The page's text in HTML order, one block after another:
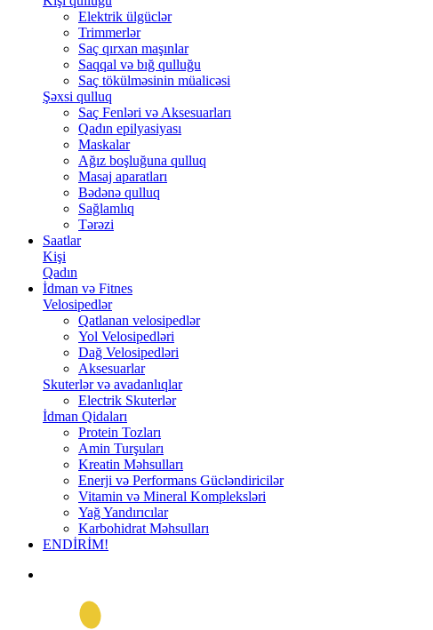
Elektrik ülgüclər
Trimmerlər
Saç qırxan maşınlar
Saqqal və bığ qulluğu
Saç tökülməsinin müalicəsi
Şəxsi qulluq
Saç Fenləri və Aksesuarları
Qadın epilyasiyası
Maskalar
Ağız boşluğuna qulluq
Masaj aparatları
Bədənə qulluq
Sağlamlıq
Tərəzi
Saatlar
Kişi
Qadın
İdman və Fitnes
Velosipedlər
Qatlanan velosipedlər
Yol Velosipedləri
Dağ Velosipedləri
Aksesuarlar
Skuterlər və avadanlıqlar
Electrik Skuterlər
İdman Qidaları
Protein Tozları
Amin Turşuları
Kreatin Məhsulları
Enerji və Performans Gücləndiricilər
Vitamin və Mineral Kompleksləri
Yağ Yandırıcılar
Karbohidrat Məhsulları
ENDİRİM!